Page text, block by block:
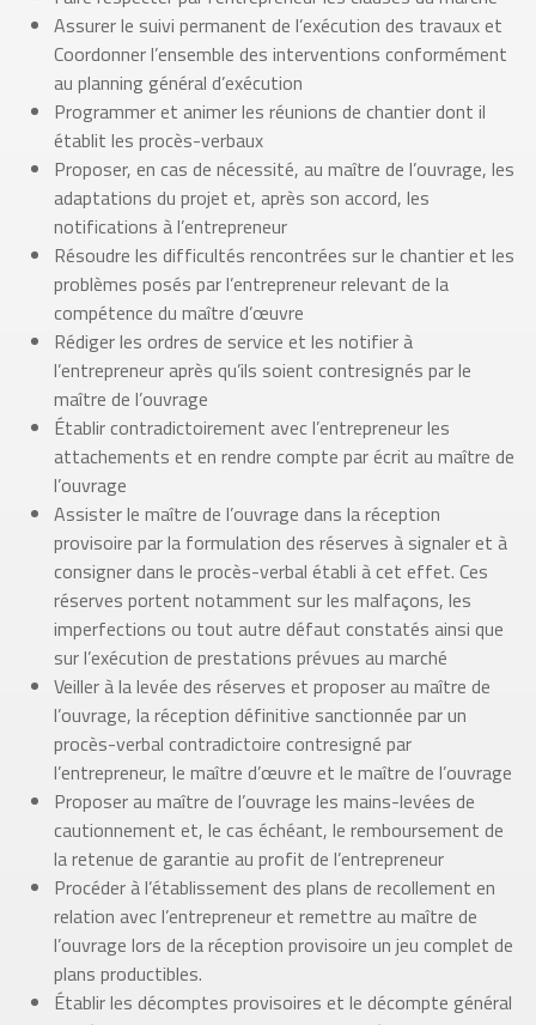
Assurer le suivi permanent de l’exécution des travaux et
Coordonner l’ensemble des interventions conformément
au planning général d’exécution
Programmer et animer les réunions de chantier dont il
établit les procès-verbaux
Proposer, en cas de nécessité, au maître de l’ouvrage, les
adaptations du projet et, après son accord, les
notifications à l’entrepreneur
Résoudre les difficultés rencontrées sur le chantier et les
problèmes posés par l’entrepreneur relevant de la
compétence du maître d’œuvre
Rédiger les ordres de service et les notifier à
l’entrepreneur après qu’ils soient contresignés par le
maître de l’ouvrage
Établir contradictoirement avec l’entrepreneur les
attachements et en rendre compte par écrit au maître de
l’ouvrage
Assister le maître de l’ouvrage dans la réception
provisoire par la formulation des réserves à signaler et à
consigner dans le procès-verbal établi à cet effet. Ces
réserves portent notamment sur les malfaçons, les
imperfections ou tout autre défaut constatés ainsi que
sur l’exécution de prestations prévues au marché
Veiller à la levée des réserves et proposer au maître de
l’ouvrage, la réception définitive sanctionnée par un
procès-verbal contradictoire contresigné par
l’entrepreneur, le maître d’œuvre et le maître de l’ouvrage
Proposer au maître de l’ouvrage les mains-levées de
cautionnement et, le cas échéant, le remboursement de
la retenue de garantie au profit de l’entrepreneur
Procéder à l’établissement des plans de recollement en
relation avec l’entrepreneur et remettre au maître de
l’ouvrage lors de la réception provisoire un jeu complet de
plans productibles.
Établir les décomptes provisoires et le décompte général